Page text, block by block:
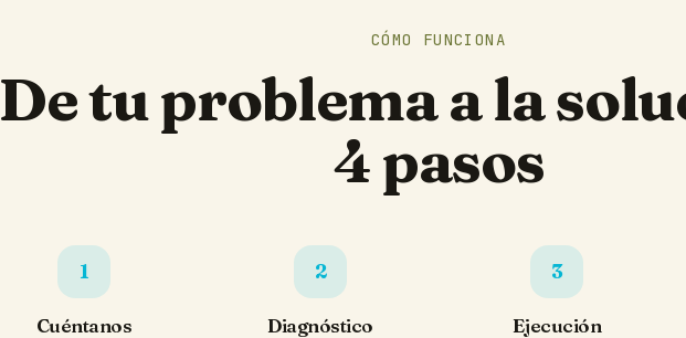
CÓMO FUNCIONA
De tu problema a la
4 pasos
1
Cuéntanos
2
Diagnóstico
3
Ejecución